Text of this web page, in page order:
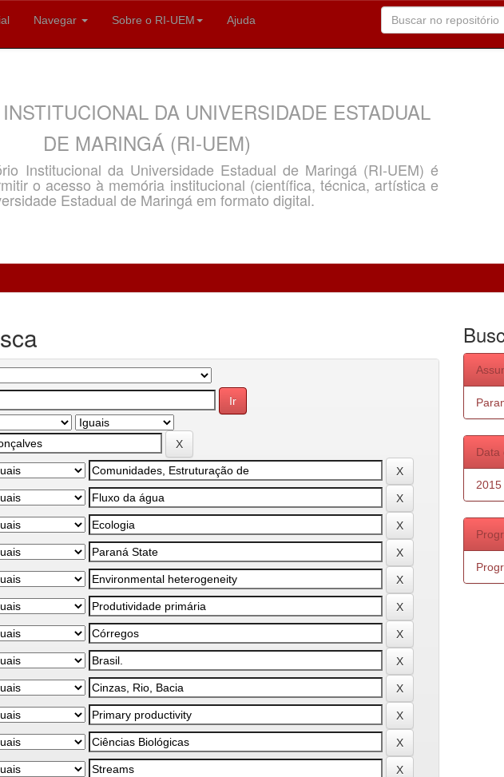
Navegar Sobre o RI-UEM Ajuda
DA UNIVERSIDADE ESTADUAL
DE MARINGÁ (RI-UEM)
Institucional da Universidade Estadual de Maringá (RI-UEM) é
o acesso à memória institucional (científica, técnica, artística e
Estadual de Maringá em formato digital.
Data
2015